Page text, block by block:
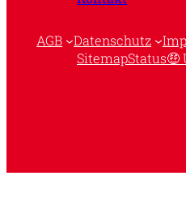
AGB Datenschutz
SitemapStatus🤑